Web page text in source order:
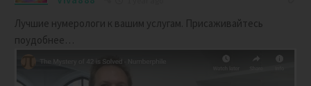
Лучшие нумерологи к вашим услугам. Присаживайтесь
поудобнее…